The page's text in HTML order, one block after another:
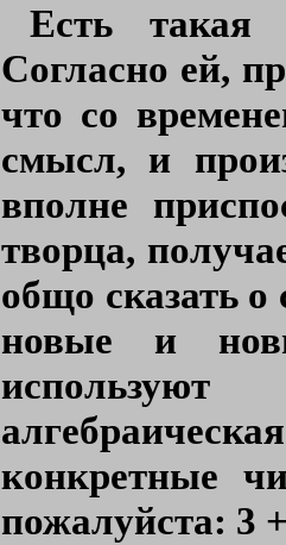
Есть такая
Согласно ей,
что со
смысл, и
вполне
творца,
общо сказать
новые и
конкретные
пожалуйста: 3